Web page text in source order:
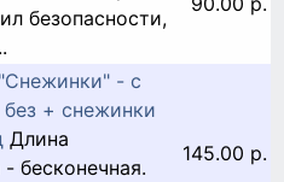
безопасности,
- с
+ снежинки
Длина
бесконечная.
145.00 р.